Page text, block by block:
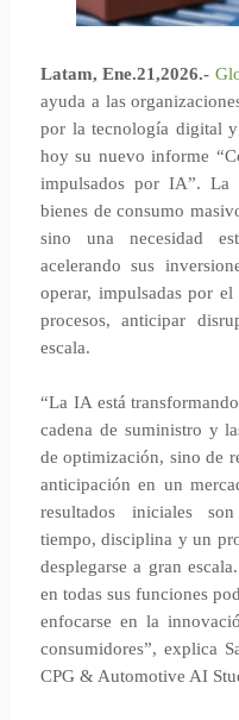
Latam, Ene.21,2026.-
ayuda a las
por la tecnología digital
hoy su nuevo informe
impulsados por IA”.
bienes de consumo
sino una necesidad
acelerando sus
operar, impulsadas por
procesos, anticipar
escala.
“La IA está
cadena de suministro y
de optimización, sino de
anticipación en un
resultados iniciales
tiempo, disciplina y un
desplegarse a gran
en todas sus funciones
enfocarse en la
consumidores”, explica
CPG & Automotive AI